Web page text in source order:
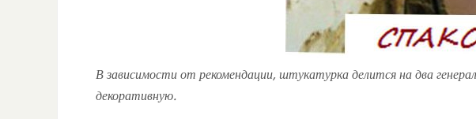
В зависимости от рекомендации, штукатурка делится на два
декоративную.